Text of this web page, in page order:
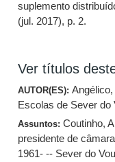
suplemento
(jul. 2017), p. 2.
Ver títulos
AUTOR(ES):
Escolas de Sever do
Assuntos:Coutinho,
presidente de
1961- -- Sever do